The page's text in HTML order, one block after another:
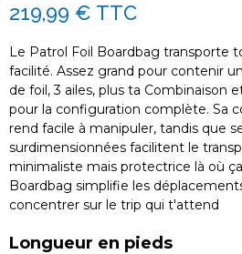
219,99 € TTC
Le Patrol Foil Boardbag transporte
facilité. Assez grand pour contenir
de foil, 3 ailes, plus ta Combinaison
pour la configuration complète. Sa
rend facile à manipuler, tandis que
surdimensionnées facilitent le
minimaliste mais protectrice là où
Boardbag simplifie les
concentrer sur le trip qui t'attend
Longueur en pieds